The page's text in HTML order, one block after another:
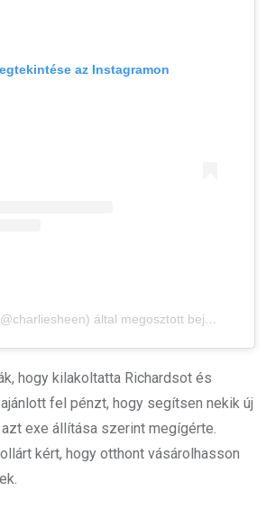
az Instagramon
által megosztott bejegyzés
hogy kilakoltatta Richardsot és
fel pénzt, hogy segítsen nekik új
exe állítása szerint megígérte.
kért, hogy otthont vásárolhasson